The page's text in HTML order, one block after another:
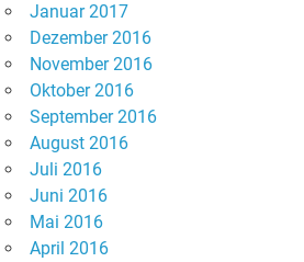
Januar 2017
Dezember 2016
November 2016
Oktober 2016
September 2016
August 2016
Juli 2016
Juni 2016
Mai 2016
April 2016